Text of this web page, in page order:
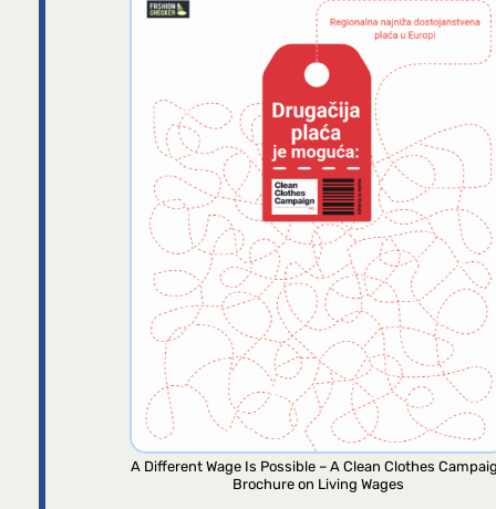
A Different Wage Is Possible – A Clean Clothes
Brochure on Living Wages